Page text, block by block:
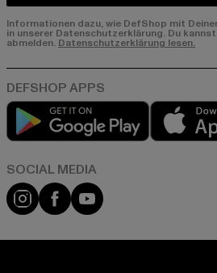
Informationen dazu, wie DefShop mit
in unserer Datenschutzerklärung. Du
abmelden. Datenschutzerklärung lesen.
Play
Instagram
FacebookYouTube